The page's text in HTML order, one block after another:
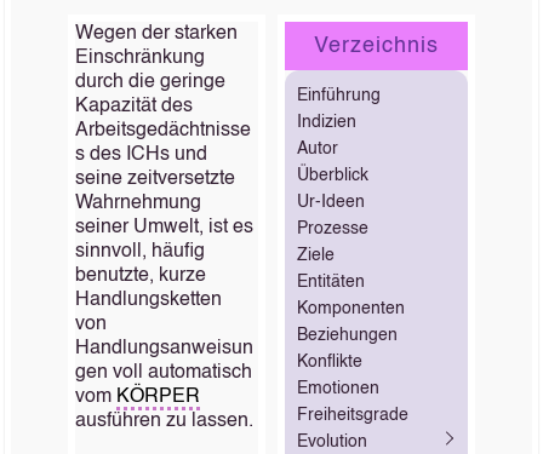
Wegen der starken
Einschränkung
durch die geringe
Kapazität des
Arbeitsgedächtnisse
s des ICHs und
seine zeitversetzte
Wahrnehmung
seiner Umwelt, ist es
sinnvoll, häufig
benutzte, kurze
Handlungsketten
von
Handlungsanweisun
gen voll automatisch
vom KÖRPER
ausführen zu lassen.
Verzeichnis
Einführung
Indizien
Autor
Überblick
Ur-Ideen
Prozesse
Ziele
Entitäten
Komponenten
Beziehungen
Konflikte
Emotionen
Freiheitsgrade
Evolution